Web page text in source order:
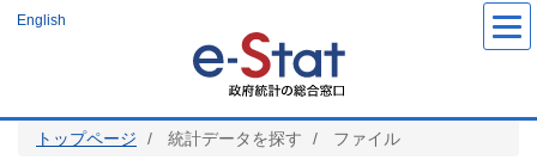
ツ
English
トップページ 統計データを探す ファイル